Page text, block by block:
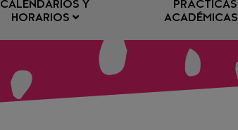
CALENDARIOS Y
HORARIOS
PRÁCTICAS
ACADÉMICAS